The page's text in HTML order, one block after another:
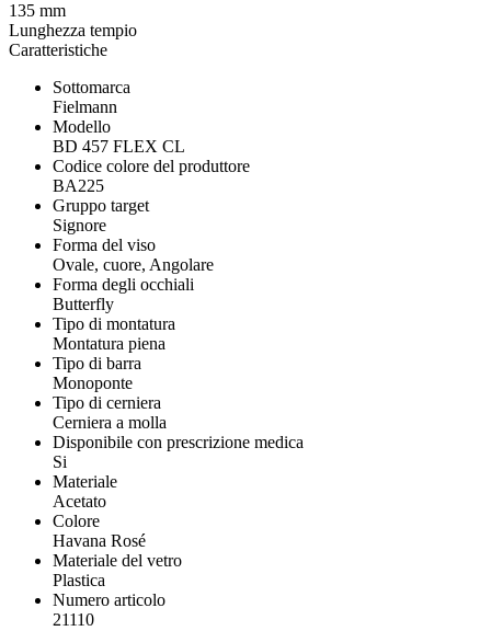
Caratteristiche
Sottomarca
Fielmann
Modello
BD 457 FLEX CL
Codice colore del produttore
BA225
Gruppo target
Signore
Forma del viso
Ovale, cuore, Angolare
Forma degli occhiali
Butterfly
Tipo di montatura
Montatura piena
Tipo di barra
Monoponte
Tipo di cerniera
Cerniera a molla
Disponibile con prescrizione medica
Si
Materiale
Acetato
Colore
Havana Rosé
Materiale del vetro
Plastica
Numero articolo
21110
135 mm
Lunghezza tempio